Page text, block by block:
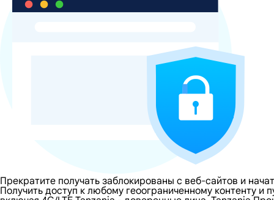
Прекратите получать заблокированы с веб-сайтов и
Получить доступ к любому геоограниченному контенту